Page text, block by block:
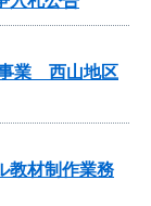
業 西山地区
教材制作業務